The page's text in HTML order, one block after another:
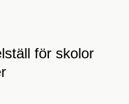
för skolor